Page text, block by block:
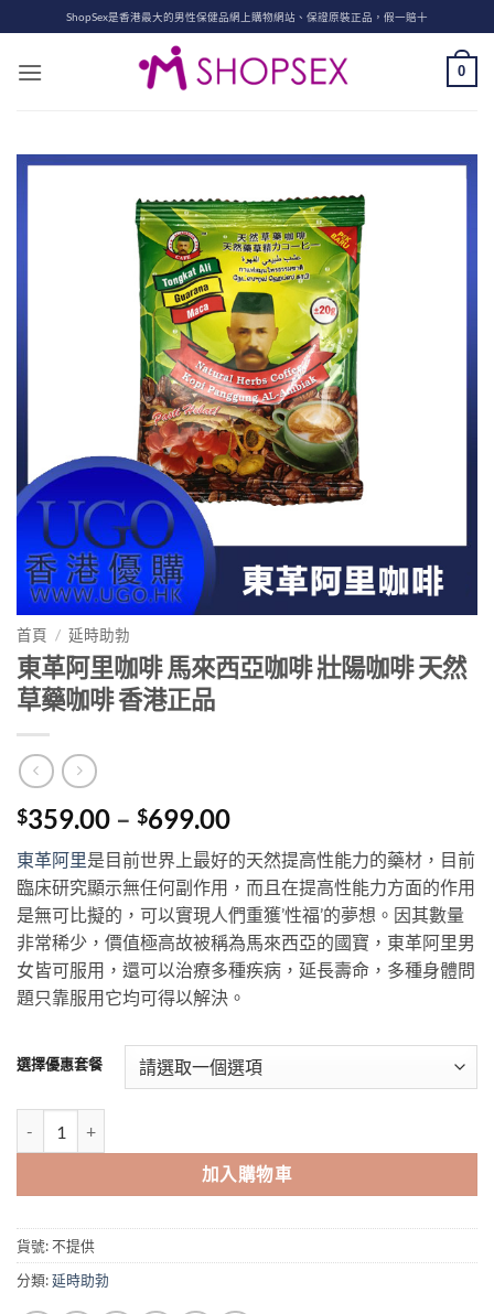
to
content
ShopSex是香港最大的男性保健品網上購物網站、保證原裝正品，假一賠十
0
首頁 / 延時助勃
東革阿里咖啡 馬來西亞咖啡 壯陽咖啡 天然
草藥咖啡 香港正品
$359.00 – $699.00Price
range:
$359.00
through
$699.00
東革阿里是目前世界上最好的天然提高性能力的藥材，目前
臨床研究顯示無任何副作用，而且在提高性能力方面的作用
是無可比擬的，可以實現人們重獲’性福’的夢想。因其數量
非常稀少，價值極高故被稱為馬來西亞的國寶，東革阿里男
女皆可服用，還可以治療多種疾病，延長壽命，多種身體問
題只靠服用它均可得以解決。
選擇優惠套餐
加入購物車
貨號:不提供
分類:延時助勃